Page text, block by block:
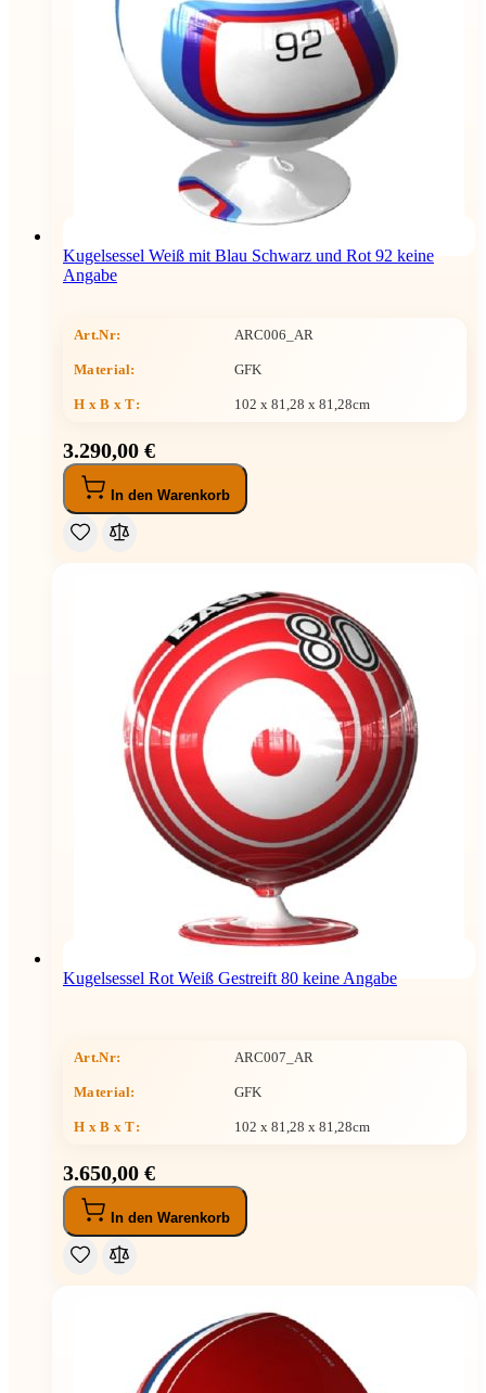
Kugelsessel Weiß mit Blau Schwarz und Rot 92 keine
Angabe
Art.Nr: ARC006_AR
Material: GFK
H x B x T: 102 x 81,28 x 81,28cm
3.290,00 €
In den Warenkorb
Kugelsessel Rot Weiß Gestreift 80 keine Angabe
Art.Nr: ARC007_AR
Material: GFK
H x B x T: 102 x 81,28 x 81,28cm
3.650,00 €
In den Warenkorb